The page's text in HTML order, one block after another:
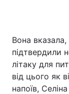
Вона
підтвердили
літаку для
від цього як
напоїв,